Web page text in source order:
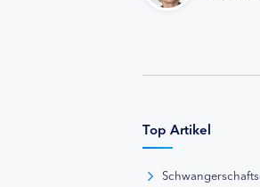
Top Artikel